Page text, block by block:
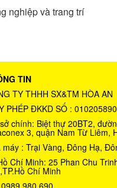
và trang trí
TIN
TY THHH SX&TM HÒA AN
PHÉP ĐKKD SỐ : 010205890
chính: Biệt thự 20BT2,
3, quận Nam Từ Liêm,
máy : Trại Vàng, Đông Hạ,
Chí Minh: 25 Phan Chu
Chí Minh